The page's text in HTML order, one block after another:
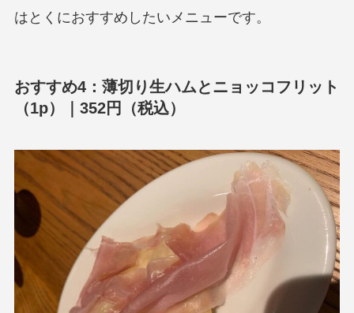
はとくにおすすめしたいメニューです。
おすすめ4：薄切り生ハムとニョッコフリット
（1p）｜352円（税込）